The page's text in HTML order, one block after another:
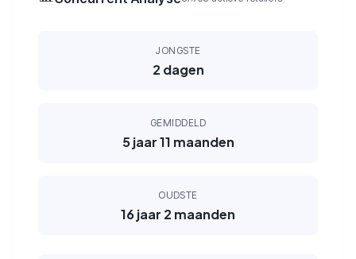
JONGSTE
2 dagen
GEMIDDELD
5 jaar 11 maanden
OUDSTE
16 jaar 2 maanden